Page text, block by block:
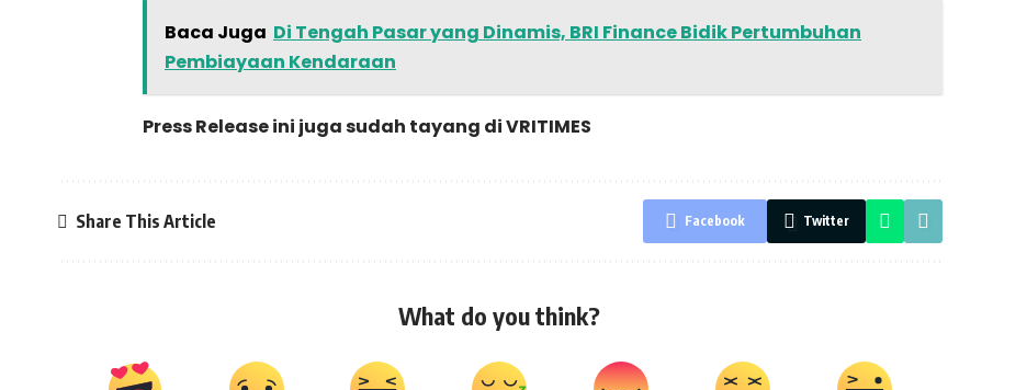
Baca Juga Di Tengah Pasar yang Dinamis, BRI Finance Bidik Pertumbuhan
Pembiayaan Kendaraan
Press Release ini juga sudah tayang diVRITIMES
Share This Article Facebook Twitter
What do you think?